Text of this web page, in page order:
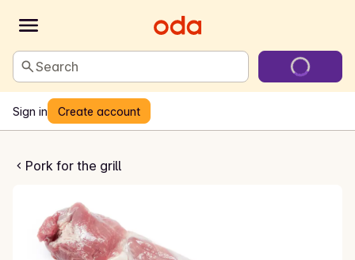
Search
Sign in Create account
Pork for the grill
indrefilet